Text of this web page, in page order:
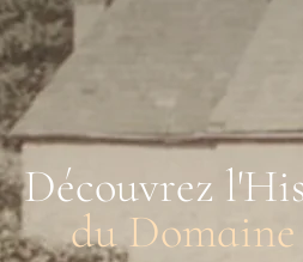
Découvrez
du